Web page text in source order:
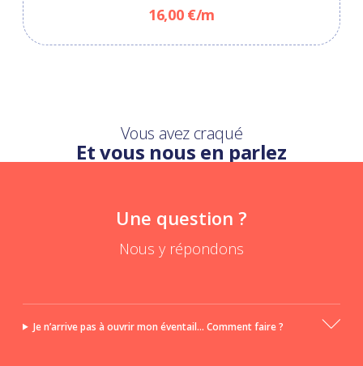
16,00 €/m
Vous avez craqué
Et vous nous en parlez
Une question ?
Nous y répondons
Je n’arrive pas à ouvrir mon éventail... Comment faire ?